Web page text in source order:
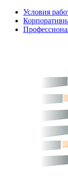
Условия